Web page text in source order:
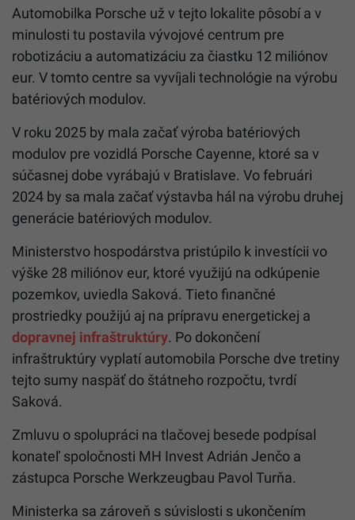
Automobilka Porsche už v tejto lokalite pôsobí a v
minulosti tu postavila vývojové centrum pre
robotizáciu a automatizáciu za čiastku 12 miliónov
eur. V tomto centre sa vyvíjali technológie na výrobu
batériových modulov.
V roku 2025 by mala začať výroba batériových
modulov pre vozidlá Porsche Cayenne, ktoré sa v
súčasnej dobe vyrábajú v Bratislave. Vo februári
2024 by sa mala začať výstavba hál na výrobu druhej
generácie batériových modulov.
Ministerstvo hospodárstva pristúpilo k investícii vo
výške 28 miliónov eur, ktoré využijú na odkúpenie
pozemkov, uviedla Saková. Tieto finančné
prostriedky použijú aj na prípravu energetickej a
dopravnej infraštruktúry. Po dokončení
infraštruktúry vyplatí automobila Porsche dve tretiny
tejto sumy naspäť do štátneho rozpočtu, tvrdí
Saková.
Zmluvu o spolupráci na tlačovej besede podpísal
konateľ spoločnosti MH Invest Adrián Jenčo a
zástupca Porsche Werkzeugbau Pavol Turňa.
Ministerka sa zároveň s súvislosti s ukončením